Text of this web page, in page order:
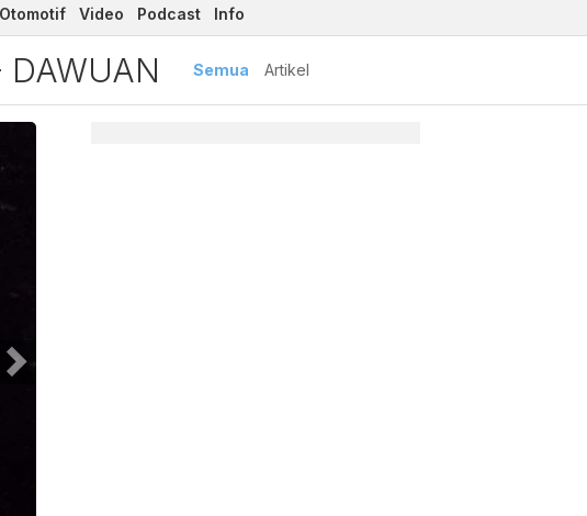
Otomotif Video Podcast Info
Terbaru dan Terkini
DAWUAN Semua Artikel